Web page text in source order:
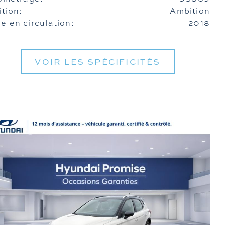
Ambition
en circulation:
2018
VOIR LES SPÉCIFICITÉS